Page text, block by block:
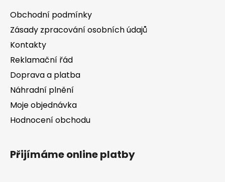
Obchodní podmínky
Zásady zpracování osobních údajů
Kontakty
Reklamační řád
Doprava a platba
Náhradní plnění
Moje objednávka
Hodnocení obchodu
Přijímáme online platby